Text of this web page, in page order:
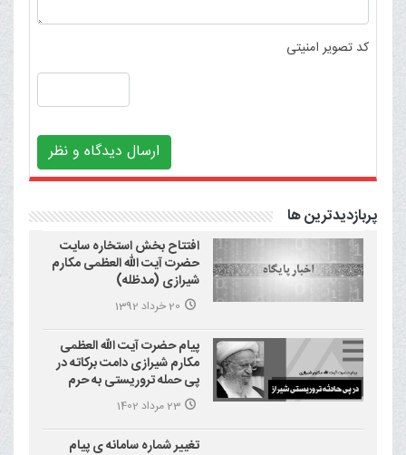
کد تصویر امنیتی
ارسال دیدگاه و نظر
پربازدیدترین ها
افتتاح بخش استخاره سایت
حضرت آیت الله العظمی مکارم
شیرازی (مدظله)
20 خرداد 1392
پیام حضرت آیت الله العظمی
مکارم شیرازی دامت برکاته در
پی حمله تروریستی به حرم
احمد بن موسی علیه السلام
(شاهچراغ)
23 مرداد 1402
تغییر شماره سامانه ی پیام